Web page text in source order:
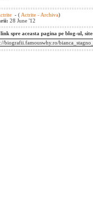
- ( Actrite - Archiva)
28 June '12
spre aceasta pagina pe blog-ul,